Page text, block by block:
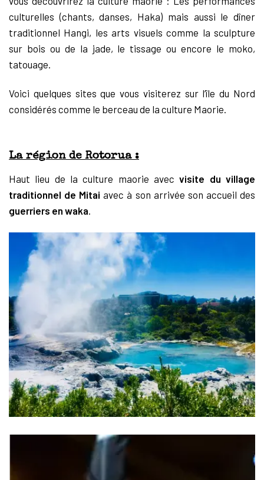
culturelles (chants, danses, Haka) mais aussi le dîner
traditionnel Hangi, les arts visuels comme la sculpture
sur bois ou de la jade, le tissage ou encore le moko,
tatouage.
Voici quelques sites que vous visiterez sur l’île du Nord
considérés comme le berceau de la culture Maorie.
La région de Rotorua :
Haut lieu de la culture maorie avec visite du village
traditionnel de Mitai avec à son arrivée son accueil des
guerriers en waka.